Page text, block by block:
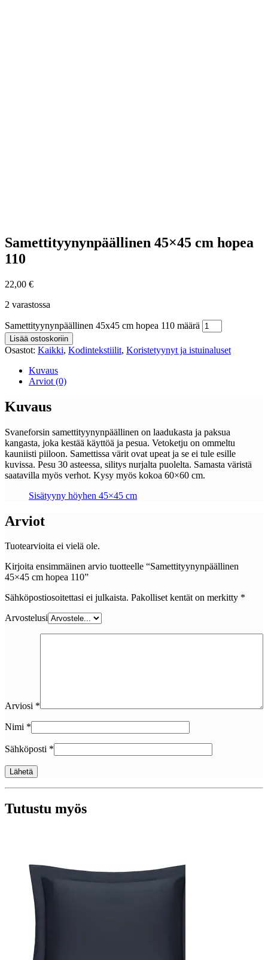
Samettityynynpäällinen 45×45 cm hopea
110
22,00 €
2 varastossa
Samettityynynpäällinen 45x45 cm hopea 110 määrä
Lisää ostoskoriin
Osastot: Kaikki, Kodintekstiilit, Koristetyynyt ja istuinaluset
Kuvaus
Arviot (0)
Kuvaus
Svaneforsin samettityynynpäällinen on laadukasta ja paksua
kangasta, joka kestää käyttöä ja pesua. Vetoketju on ommeltu
kauniisti piiloon. Samettissa värit ovat upeat ja se ei tule esille
kuvissa. Pesu 30 asteessa, silitys nurjalta puolelta. Samasta väristä
saatavilla myös verhot. Kysy myös kokoa 60×60 cm.
Sisätyyny höyhen 45×45 cm
Arviot
Tuotearvioita ei vielä ole.
Kirjoita ensimmäinen arvio tuotteelle “Samettityynynpäällinen
45×45 cm hopea 110”
Sähköpostiosoitettasi ei julkaista. Pakolliset kentät on merkitty *
Arvostelusi
Arviosi *
Nimi *
Sähköposti *
Tutustu myös